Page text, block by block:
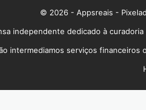
© 2026 - Appsreais -
independente dedicado à
intermediamos serviços